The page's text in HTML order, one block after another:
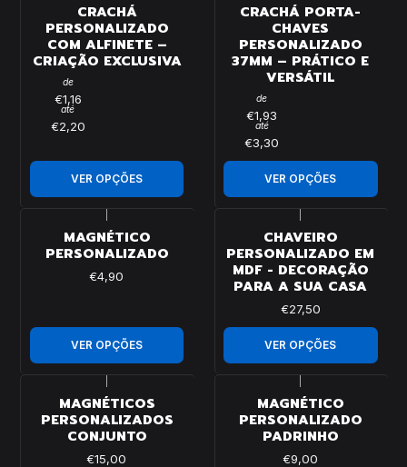
CRACHÁ
PERSONALIZADO
COM ALFINETE –
CRIAÇÃO EXCLUSIVA
de
€1,16
até
€2,20
VER OPÇÕES
CRACHÁ PORTA-
CHAVES
PERSONALIZADO
37MM – PRÁTICO E
VERSÁTIL
de
€1,93
até
€3,30
VER OPÇÕES
MAGNÉTICO
PERSONALIZADO
€4,90
VER OPÇÕES
CHAVEIRO
PERSONALIZADO EM
MDF - DECORAÇÃO
PARA A SUA CASA
€27,50
VER OPÇÕES
MAGNÉTICOS
PERSONALIZADOS
CONJUNTO
€15,00
MAGNÉTICO
PERSONALIZADO
PADRINHO
€9,00